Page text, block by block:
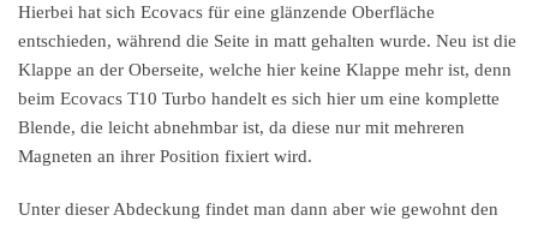
Hierbei hat sich Ecovacs für eine glänzende Oberfläche
entschieden, während die Seite in matt gehalten wurde. Neu ist die
Klappe an der Oberseite, welche hier keine Klappe mehr ist, denn
beim Ecovacs T10 Turbo handelt es sich hier um eine komplette
Blende, die leicht abnehmbar ist, da diese nur mit mehreren
Magneten an ihrer Position fixiert wird.
Unter dieser Abdeckung findet man dann aber wie gewohnt den